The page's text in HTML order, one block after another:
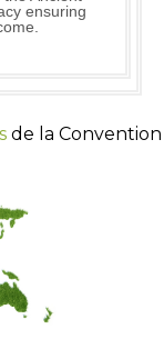
ensuring
de la Convention